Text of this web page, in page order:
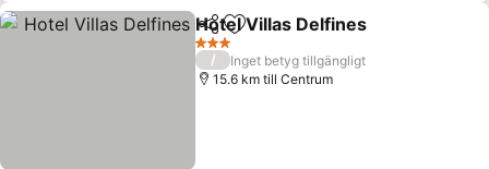
Dela Lägg till i Mina Favoriter
Hotel Villas Delfines
3 Stjärnor
/
Inget betyg tillgängligt
15.6 km till Centrum